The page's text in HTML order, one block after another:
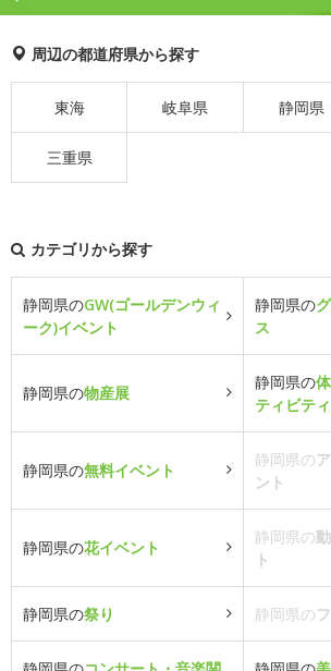
周辺の都道府県から探す
東海 岐阜県 静岡県
三重県
カテゴリから探す
静岡県のGW(ゴールデンウィ
ーク)イベント
静岡県の
ス
静岡県の物産展
静岡県の
ティビティ
静岡県の無料イベント
静岡県の
ント
静岡県の花イベント
静岡県の
ト
静岡県の祭り 静岡県の